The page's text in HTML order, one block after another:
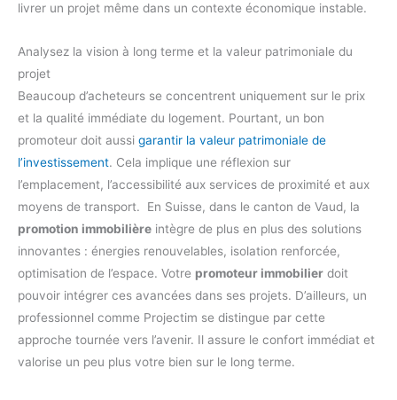
livrer un projet même dans un contexte économique instable.
Analysez la vision à long terme et la valeur patrimoniale du
projet
Beaucoup d’acheteurs se concentrent uniquement sur le prix
et la qualité immédiate du logement. Pourtant, un bon
promoteur doit aussi garantir la valeur patrimoniale de
l’investissement. Cela implique une réflexion sur
l’emplacement, l’accessibilité aux services de proximité et aux
moyens de transport. En Suisse, dans le canton de Vaud, la
promotion immobilière intègre de plus en plus des solutions
innovantes : énergies renouvelables, isolation renforcée,
optimisation de l’espace. Votre promoteur immobilier doit
pouvoir intégrer ces avancées dans ses projets. D’ailleurs, un
professionnel comme Projectim se distingue par cette
approche tournée vers l’avenir. Il assure le confort immédiat et
valorise un peu plus votre bien sur le long terme.